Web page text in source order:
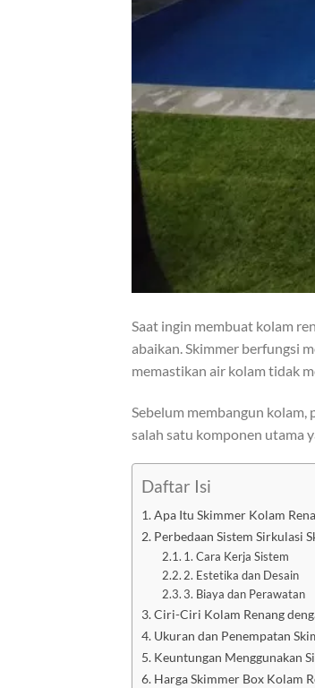
Saat ingin membuat kolam
abaikan. Skimmer berfungsi
memastikan air kolam tidak
Sebelum membangun
salah satu komponen utama
Daftar Isi
Apa Itu Skimmer Kolam
Perbedaan Sistem Sirkulasi
1. Cara Kerja Sistem
2. Estetika dan Desain
3. Biaya dan Perawatan
Ciri-Ciri Kolam Renang
Ukuran dan Penempatan
Keuntungan Menggunakan
Harga Skimmer Box Kolam